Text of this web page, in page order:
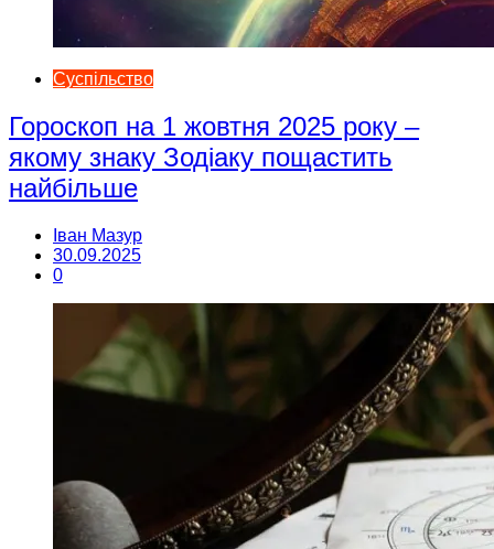
Суспільство
Гороскоп на 1 жовтня 2025 року –
якому знаку Зодіаку пощастить
найбільше
Іван Мазур
30.09.2025
0